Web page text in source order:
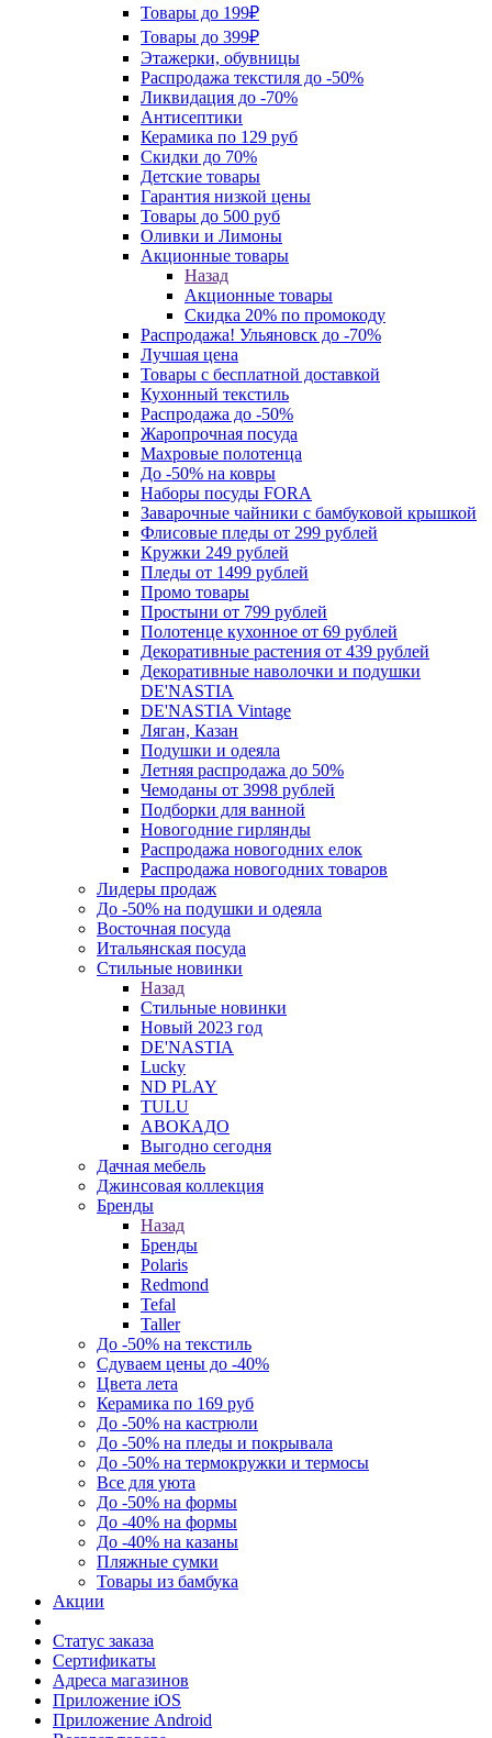
Товары до 199₽
Товары до 399₽
Этажерки, обувницы
Распродажа текстиля до -50%
Ликвидация до -70%
Антисептики
Керамика по 129 руб
Скидки до 70%
Детские товары
Гарантия низкой цены
Товары до 500 руб
Оливки и Лимоны
Акционные товары
Назад
Акционные товары
Скидка 20% по промокоду
Распродажа! Ульяновск до -70%
Лучшая цена
Товары с бесплатной доставкой
Кухонный текстиль
Распродажа до -50%
Жаропрочная посуда
Махровые полотенца
До -50% на ковры
Наборы посуды FORA
Заварочные чайники с бамбуковой крышкой
Флисовые пледы от 299 рублей
Кружки 249 рублей
Пледы от 1499 рублей
Промо товары
Простыни от 799 рублей
Полотенце кухонное от 69 рублей
Декоративные растения от 439 рублей
Декоративные наволочки и подушки
DE'NASTIA
DE'NASTIA Vintage
Ляган, Казан
Подушки и одеяла
Летняя распродажа до 50%
Чемоданы от 3998 рублей
Подборки для ванной
Новогодние гирлянды
Распродажа новогодних елок
Распродажа новогодних товаров
Лидеры продаж
До -50% на подушки и одеяла
Восточная посуда
Итальянская посуда
Стильные новинки
Назад
Стильные новинки
Новый 2023 год
DE'NASTIA
Lucky
ND PLAY
TULU
АВОКАДО
Выгодно сегодня
Дачная мебель
Джинсовая коллекция
Бренды
Назад
Бренды
Polaris
Redmond
Tefal
Taller
До -50% на текстиль
Сдуваем цены до -40%
Цвета лета
Керамика по 169 руб
До -50% на кастрюли
До -50% на пледы и покрывала
До -50% на термокружки и термосы
Все для уюта
До -50% на формы
До -40% на формы
До -40% на казаны
Пляжные сумки
Товары из бамбука
Акции
Статус заказа
Сертификаты
Адреса магазинов
Приложение iOS
Приложение Android